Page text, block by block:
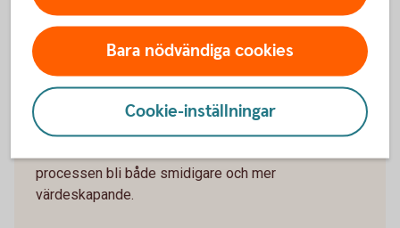
1071488226
Så förbereder du en
bolagsförsäljning
Att sälja sitt företag är ofta en av de största
processen bli både smidigare och mer
värdeskapande.
Bara nödvändiga cookies
Cookie-inställningar